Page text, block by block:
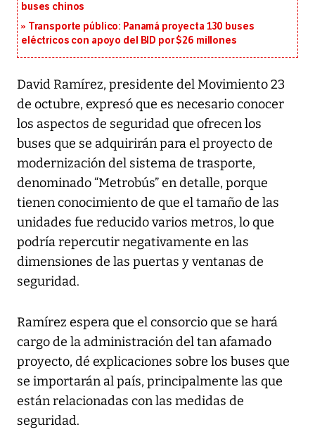
buses chinos
Transporte público: Panamá proyecta 130 buses
eléctricos con apoyo del BID por $26 millones
David Ramírez, presidente del Movimiento 23
de octubre, expresó que es necesario conocer
los aspectos de seguridad que ofrecen los
buses que se adquirirán para el proyecto de
modernización del sistema de trasporte,
denominado “Metrobús” en detalle, porque
tienen conocimiento de que el tamaño de las
unidades fue reducido varios metros, lo que
podría repercutir negativamente en las
dimensiones de las puertas y ventanas de
seguridad.
Ramírez espera que el consorcio que se hará
cargo de la administración del tan afamado
proyecto, dé explicaciones sobre los buses que
se importarán al país, principalmente las que
están relacionadas con las medidas de
seguridad.